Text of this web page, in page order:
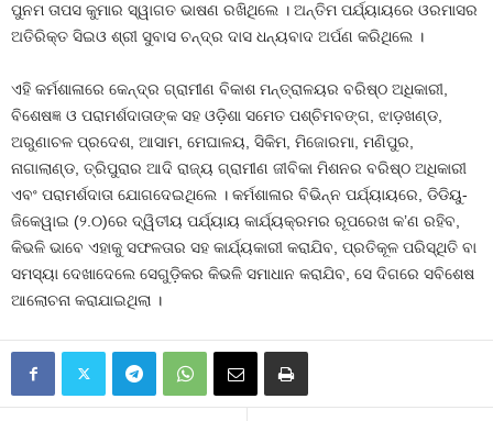
ପୁନମ ତାପସ କୁମାର ସ୍ୱାଗତ ଭାଷଣ ରଖିଥିଲେ । ଅନ୍ତିମ ପର୍ଯ୍ୟାୟରେ ଓରମାସର
ଅତିରିକ୍ତ ସିଇଓ ଶ୍ରୀ ସୁବାସ ଚନ୍ଦ୍ର ଦାସ ଧନ୍ୟବାଦ ଅର୍ପଣ କରିଥିଲେ ।
ଏହି କର୍ମଶାଳାରେ କେନ୍ଦ୍ର ଗ୍ରାମୀଣ ବିକାଶ ମନ୍ତ୍ରାଳୟର ବରିଷ୍ଠ ଅଧିକାରୀ,
ବିଶେଷଜ୍ଞ ଓ ପରାମର୍ଶଦାତାଙ୍କ ସହ ଓଡ଼ିଶା ସମେତ ପଶ୍ଚିମବଙ୍ଗ, ଝାଡ଼ଖଣ୍ଡ,
ଅରୁଣାଚଳ ପ୍ରଦେଶ, ଆସାମ, ମେଘାଳୟ, ସିକିମ, ମିଜୋରମା, ମଣିପୁର,
ନାଗାଲାଣ୍ଡ, ତ୍ରିପୁରାର ଆଦି ରାଜ୍ୟ ଗ୍ରାମୀଣ ଜୀବିକା ମିଶନର ବରିଷ୍ଠ ଅଧିକାରୀ
ଏବଂ ପରାମର୍ଶଦାତା ଯୋଗଦେଇଥିଲେ । କର୍ମଶାଳାର ବିଭିନ୍ନ ପର୍ଯ୍ୟାୟରେ, ଡିଡିୟୁ-
ଜିକେୱାଇ (୨.୦)ରେ ଦ୍ୱିତୀୟ ପର୍ଯ୍ୟାୟ କାର୍ଯ୍ୟକ୍ରମର ରୂପରେଖ କ’ଣ ରହିବ,
କିଭଳି ଭାବେ ଏହାକୁ ସଫଳତାର ସହ କାର୍ଯ୍ୟକାରୀ କରାଯିବ, ପ୍ରତିକୂଳ ପରିସ୍ଥିତି ବା
ସମସ୍ୟା ଦେଖାଦେଲେ ସେଗୁଡ଼ିକର କିଭଳି ସମାଧାନ କରାଯିବ, ସେ ଦିଗରେ ସବିଶେଷ
ଆଲୋଚନା କରାଯାଇଥିଲା ।